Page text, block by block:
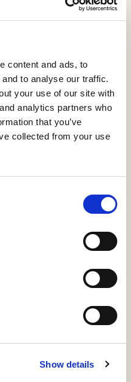
content and ads, to
to analyse our traffic.
your use of our site with
analytics partners who
that you’ve
collected from your use
Show details
de
dos Reis Nunes, João
Solovei, Galyna
2024
Cite